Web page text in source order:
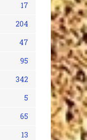
17
204
47
95
342
5
65
13